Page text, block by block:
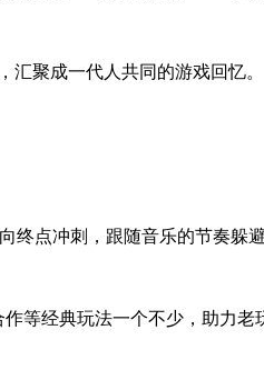
聚成一代人共同的游戏回忆。
终点冲刺，跟随音乐的节奏躲
等经典玩法一个不少，助力老